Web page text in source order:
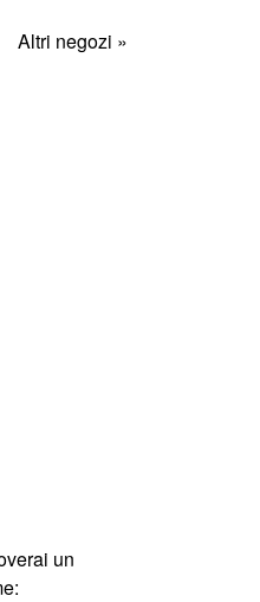
Altri negozi »
un